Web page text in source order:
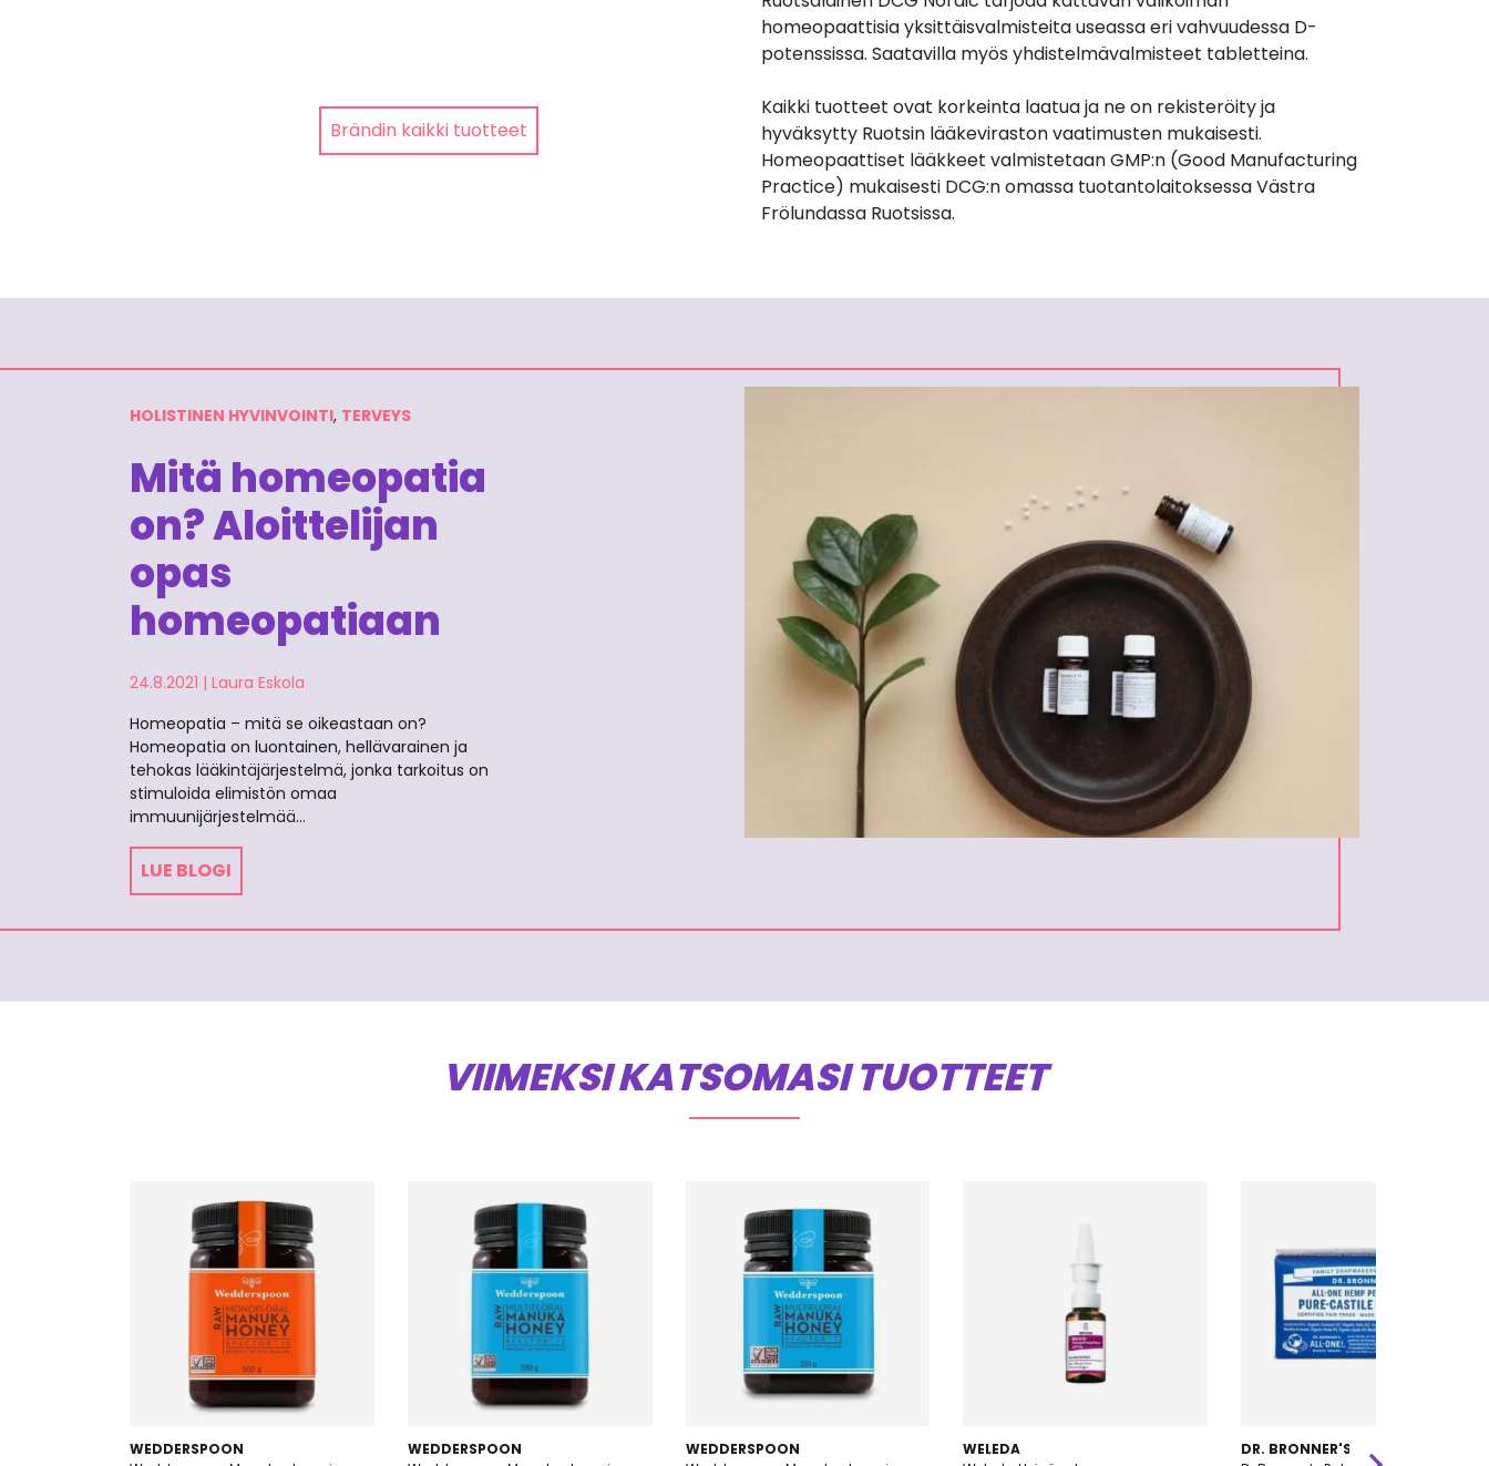
Brändin kaikki tuotteet
homeopaattisia yksittäisvalmisteita useassa eri vahvuudessa D-
potenssissa. Saatavilla myös yhdistelmävalmisteet tabletteina.
Kaikki tuotteet ovat korkeinta laatua ja ne on rekisteröity ja
hyväksytty Ruotsin lääkeviraston vaatimusten mukaisesti.
Homeopaattiset lääkkeet valmistetaan GMP:n (Good Manufacturing
Practice) mukaisesti DCG:n omassa tuotantolaitoksessa Västra
Frölundassa Ruotsissa.
HOLISTINEN HYVINVOINTI, TERVEYS
Mitä homeopatia
on? Aloittelijan
opas
homeopatiaan
24.8.2021 | Laura Eskola
Homeopatia – mitä se oikeastaan on?
Homeopatia on luontainen, hellävarainen ja
tehokas lääkintäjärjestelmä, jonka tarkoitus on
stimuloida elimistön omaa
immuunijärjestelmää…
LUE BLOGI
VIIMEKSI KATSOMASI TUOTTEET
WEDDERSPOON
WEDDERSPOON
WEDDERSPOON
WELEDA
DR. BRONNER'S